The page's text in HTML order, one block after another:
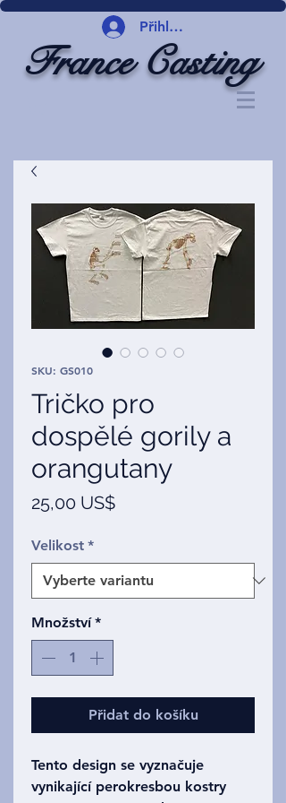
Přihlásit se
France Casting
SKU: GS010
Tričko pro
dospělé gorily a
orangutany
25,00 US$Cena
Velikost *
Množství *
Přidat do košíku
Tento design se vyznačuje
vynikající perokresbou kostry